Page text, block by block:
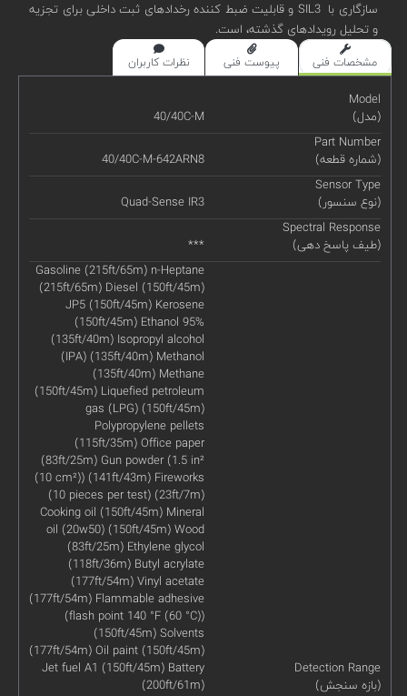
سازگاری با SIL3 و قابلیت ضبط کننده رخدادهای ثبت داخلی برای تجزیه
و تحلیل رویدادهای گذشته، است.
مشخصات فنی پیوست فنی نظرات کاربران
Model
(مدل)
40/40C-M
Part Number
(شماره قطعه)
40/40C-M-642ARN8
Sensor Type
(نوع سنسور)
Quad-Sense IR3
Spectral Response
(طیف پاسخ دهی)
***
Detection Range
(بازه سنجش)
Gasoline (215ft/65m) n-Heptane
(215ft/65m) Diesel (150ft/45m)
JP5 (150ft/45m) Kerosene
(150ft/45m) Ethanol 95%
(135ft/40m) Isopropyl alcohol
(IPA) (135ft/40m) Methanol
(135ft/40m) Methane
(150ft/45m) Liquefied petroleum
gas (LPG) (150ft/45m)
Polypropylene pellets
(115ft/35m) Office paper
(83ft/25m) Gun powder (1.5 in²
(10 cm²)) (141ft/43m) Fireworks
(10 pieces per test) (23ft/7m)
Cooking oil (150ft/45m) Mineral
oil (20w50) (150ft/45m) Wood
(83ft/25m) Ethylene glycol
(118ft/36m) Butyl acrylate
(177ft/54m) Vinyl acetate
(177ft/54m) Flammable adhesive
(flash point 140 °F (60 °C))
(150ft/45m) Solvents
(177ft/54m) Oil paint (150ft/45m)
Jet fuel A1 (150ft/45m) Battery
(200ft/61m)